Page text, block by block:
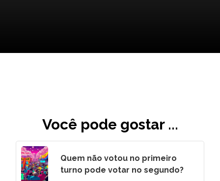
Você pode gostar ...
Quem não votou no primeiro
turno pode votar no segundo?